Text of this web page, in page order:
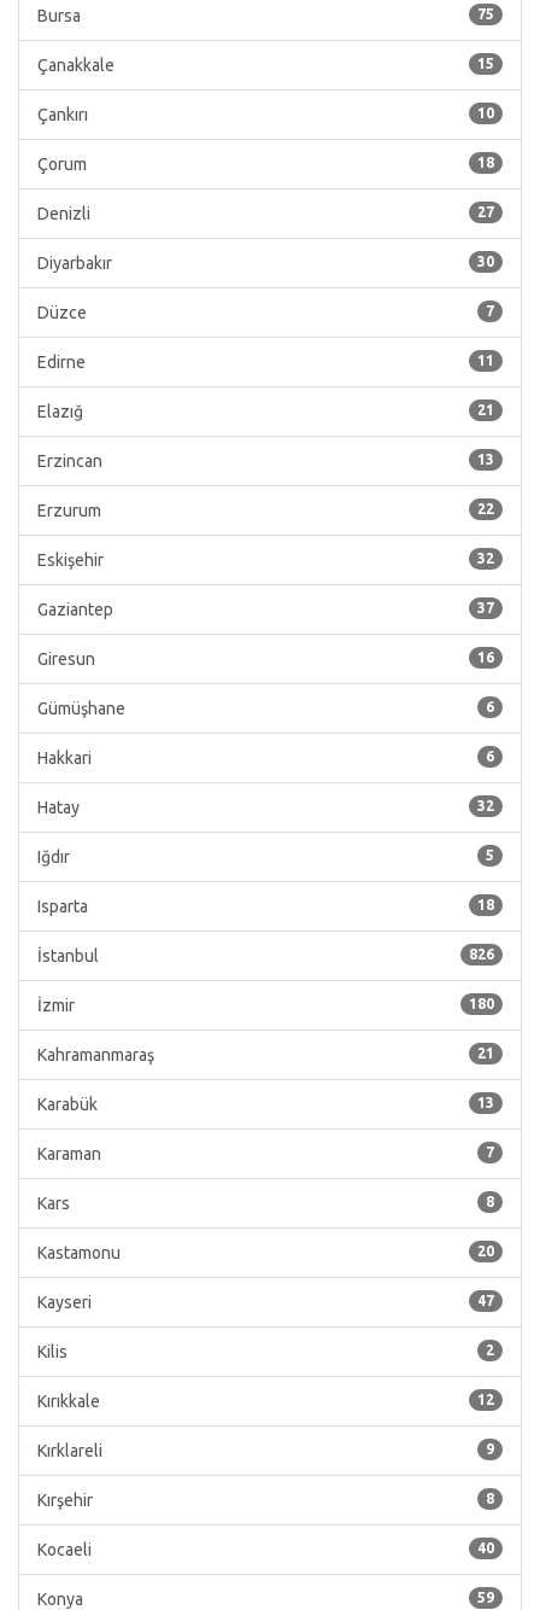
75
Bursa
15
Çanakkale
10
Çankırı
18
Çorum
27
Denizli
30
Diyarbakır
7
Düzce
11
Edirne
21
Elazığ
13
Erzincan
22
Erzurum
32
Eskişehir
37
Gaziantep
16
Giresun
6
Gümüşhane
6
Hakkari
32
Hatay
5
Iğdır
18
Isparta
826
İstanbul
180
İzmir
21
Kahramanmaraş
13
Karabük
7
Karaman
8
Kars
20
Kastamonu
47
Kayseri
2
Kilis
12
Kırıkkale
9
Kırklareli
8
Kırşehir
40
Kocaeli
59
Konya